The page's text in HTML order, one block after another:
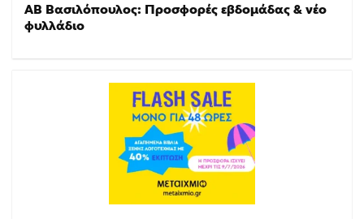
ΑΒ Βασιλόπουλος: Προσφορές εβδομάδας & νέο
φυλλάδιο